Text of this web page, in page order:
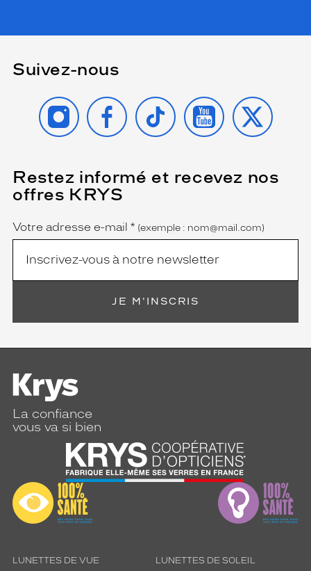
Suivez-nous
INSTAGRAMFACEBOOK
TIKTOK YOUTUBE
X
Restez informé et recevez nos
offres KRYS
Name
Votre adresse e-mail *
(Ce
champ
est
obligatoire)
(exemple : nom@mail.com)
JE M'INSCRIS
La confiance
vous va si bien
LUNETTES DE VUE LUNETTES DE SOLEIL